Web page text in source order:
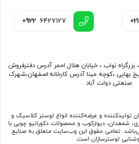
021
0922 6427127
آدرس دفتر همکاران: تهران ، بزرگراه نواب ، خیابان هلال احمر آدرس دفترفروش
اینترنتی:اصفهان،خیابان شیخ بهایی ،کوچه مینا آدرس کارخانه:اصفهان،شهرک
صنعتی دولت آباد
تولیدکننده و عرضه‌کننده انواع لوستر کلاسیک و
شمعدان، دیوارکوب و محصولات دکوراتیو چوبی با
متنوع می‌باشد. تمامی حقوق این وب‌سایت متعلق به صنایع
لوسترسازان است.